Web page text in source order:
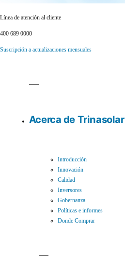
Línea de atención al cliente
400 689 0000
Suscripción a actualizaciones mensuales
Acerca de Trinasolar
Introducción
Innovación
Calidad
Inversores
Gobernanza
Políticas e informes
Donde Comprar